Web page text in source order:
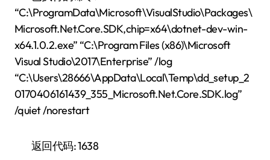
“C:\ProgramData\Microsoft\VisualStudio\Packages\
Microsoft.Net.Core.SDK,chip=x64\dotnet-dev-win-
x64.1.0.2.exe” “C:\Program Files (x86)\Microsoft
Visual Studio\2017\Enterprise” /log
“C:\Users\28666\AppData\Local\Temp\dd_setup_2
0170406161439_355_Microsoft.Net.Core.SDK.log”
/quiet /norestart
返回代码: 1638